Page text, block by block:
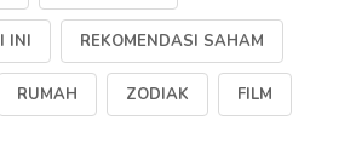
INI REKOMENDASI SAHAM
RUMAH ZODIAK FILM